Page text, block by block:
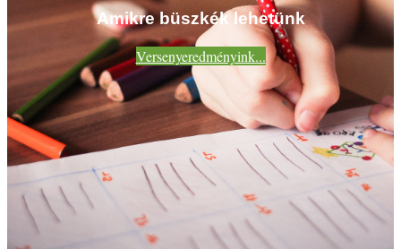
Amikre büszkék lehetünk
Versenyeredményink...